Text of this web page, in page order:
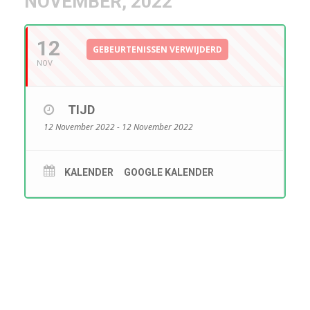
12
NOV
GEBEURTENISSEN VERWIJDERD
TIJD
12 November 2022 - 12 November 2022
KALENDER GOOGLE KALENDER